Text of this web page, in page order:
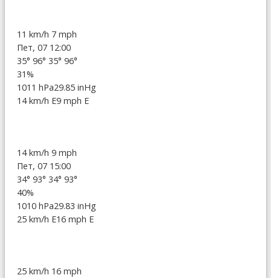
11 km/h 7 mph
Пет, 07 12:00
35° 96° 35° 96°
31%
1011 hPa29.85 inHg
14 km/h E9 mph E
14 km/h 9 mph
Пет, 07 15:00
34° 93° 34° 93°
40%
1010 hPa29.83 inHg
25 km/h E16 mph E
25 km/h 16 mph